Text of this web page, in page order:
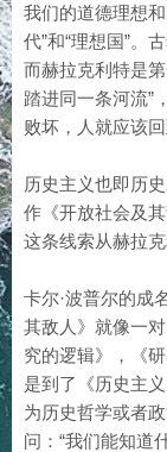
我们的道德理想
代”和“理想国”。
而赫拉克利特是
踏进同一条河流”
败坏，人就应该
历史主义也即历
作《开放社会及
这条线索从赫拉
卡尔·波普尔的成
其敌人》就像一
究的逻辑》，《
是到了《历史主
为历史哲学或者
问：“我们能知道